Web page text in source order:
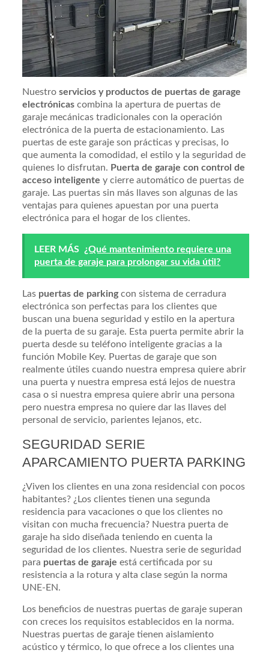
Nuestroservicios y productos de puertas de garage
electrónicas combina la apertura de puertas de
garaje mecánicas tradicionales con la operación
electrónica de la puerta de estacionamiento. Las
puertas de este garaje son prácticas y precisas, lo
que aumenta la comodidad, el estilo y la seguridad de
quienes lo disfrutan. Puerta de garaje con control de
acceso inteligente y cierre automático de puertas de
garaje. Las puertas sin más llaves son algunas de las
ventajas para quienes apuestan por una puerta
electrónica para el hogar de los clientes.
LEER MÁS ¿Qué mantenimiento requiere una
puerta de garaje para prolongar su vida útil?
Las puertas de parkingcon sistema de cerradura
electrónica son perfectas para los clientes que
buscan una buena seguridad y estilo en la apertura
de la puerta de su garaje. Esta puerta permite abrir la
puerta desde su teléfono inteligente gracias a la
función Mobile Key. Puertas de garaje que son
realmente útiles cuando nuestra empresa quiere abrir
una puerta y nuestra empresa está lejos de nuestra
casa o si nuestra empresa quiere abrir una persona
pero nuestra empresa no quiere dar las llaves del
personal de servicio, parientes lejanos, etc.
SEGURIDAD SERIE
APARCAMIENTO PUERTA PARKING
¿Viven los clientes en una zona residencial con pocos
habitantes? ¿Los clientes tienen una segunda
residencia para vacaciones o que los clientes no
visitan con mucha frecuencia? Nuestra puerta de
garaje ha sido diseñada teniendo en cuenta la
seguridad de los clientes. Nuestra serie de seguridad
para puertas de garaje está certificada por su
resistencia a la rotura y alta clase según la norma
UNE-EN.
Los beneficios de nuestras puertas de garaje superan
con creces los requisitos establecidos en la norma.
Nuestras puertas de garaje tienen aislamiento
acústico y térmico, lo que ofrece a los clientes una